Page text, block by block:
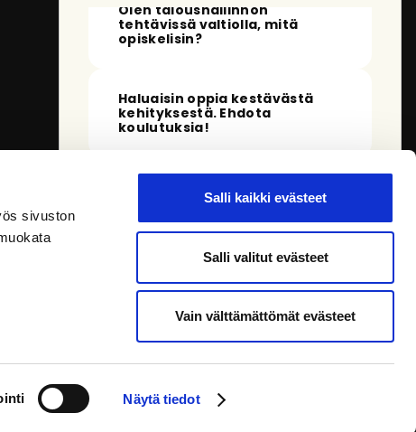
sivuston
Näytä tiedot
Salli kaikki evästeet
Salli valitut evästeet
Vain välttämättömät evästeet
Usein kysytyt kysymykset
Olen taloushallinnon
tehtävissä valtiolla, mitä
opiskelisin?
Haluaisin oppia kestävästä
kehityksestä. Ehdota
koulutuksia!
Huomasin, että et ole kirjautunut
palveluun. Kun kirjaudut sisään, pystyn
vastauksia.
Lähetä palautetta. Tutustu